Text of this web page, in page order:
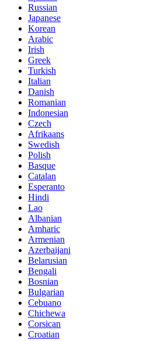
Russian
Japanese
Korean
Arabic
Irish
Greek
Turkish
Italian
Danish
Romanian
Indonesian
Czech
Afrikaans
Swedish
Polish
Basque
Catalan
Esperanto
Hindi
Lao
Albanian
Amharic
Armenian
Azerbaijani
Belarusian
Bengali
Bosnian
Bulgarian
Cebuano
Chichewa
Corsican
Croatian